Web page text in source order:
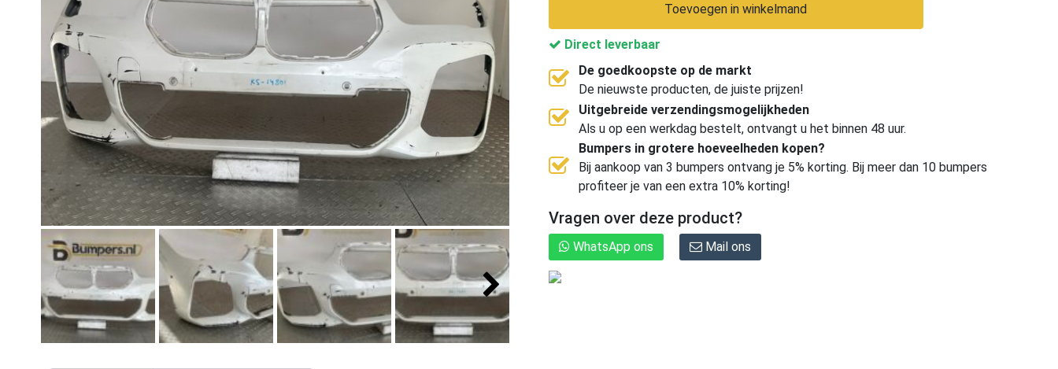
Toevoegen in winkelmand
Direct leverbaar
De goedkoopste op de markt
De nieuwste producten, de juiste prijzen!
Uitgebreide verzendingsmogelijkheden
Als u op een werkdag bestelt, ontvangt u het binnen 48 uur.
Bumpers in grotere hoeveelheden kopen?
Bij aankoop van 3 bumpers ontvang je 5% korting. Bij meer dan 10 bumpers
profiteer je van een extra 10% korting!
Vragen over deze product?
WhatsApp ons Mail ons